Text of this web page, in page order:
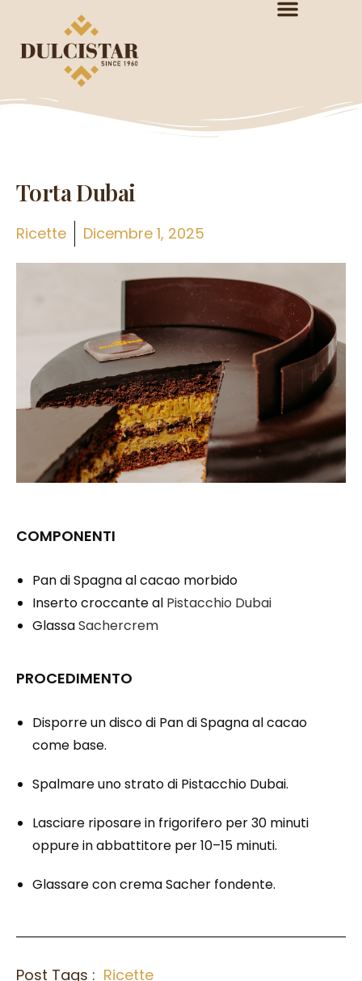
Torta Dubai
Ricette Dicembre 1, 2025
COMPONENTI
Pan di Spagna al cacao morbido
Inserto croccante al Pistacchio Dubai
GlassaSachercrem
PROCEDIMENTO
Disporre un disco di Pan di Spagna al cacao
come base.
Spalmare uno strato di Pistacchio Dubai.
Lasciare riposare in frigorifero per 30 minuti
oppure in abbattitore per 10–15 minuti.
Glassare con crema Sacher fondente.
Post Tags : Ricette